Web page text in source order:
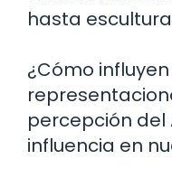
hasta
¿Cómo
percepción del
influencia en